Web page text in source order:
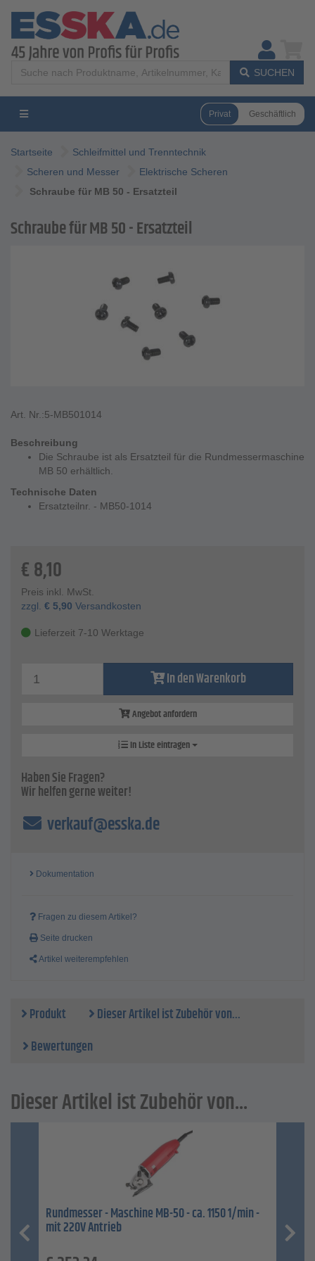
SUCHEN
Privat Geschäftlich
Startseite
Schleifmittel und Trenntechnik
Scheren und Messer
Elektrische Scheren
Schraube für MB 50 - Ersatzteil
Schraube für MB 50 - Ersatzteil
Art. Nr.:5-MB501014
Beschreibung
Die Schraube ist als Ersatzteil für die Rundmessermaschine
MB 50 erhältlich.
Technische Daten
Ersatzteilnr. - MB50-1014
€8,10
Preis inkl. MwSt.
zzgl. € 5,90 Versandkosten
Lieferzeit 7-10 Werktage
In den Warenkorb
Angebot anfordern
In Liste eintragen
Haben Sie Fragen?
Wir helfen gerne weiter!
verkauf@esska.de
Dokumentation
Fragen zu diesem Artikel?
Seite drucken
Artikel weiterempfehlen
Produkt
Dieser Artikel ist Zubehör von...
Bewertungen
Dieser Artikel ist Zubehör von...
Rundmesser - Maschine MB-50 - ca. 1150 1/min -
mit 220V Antrieb